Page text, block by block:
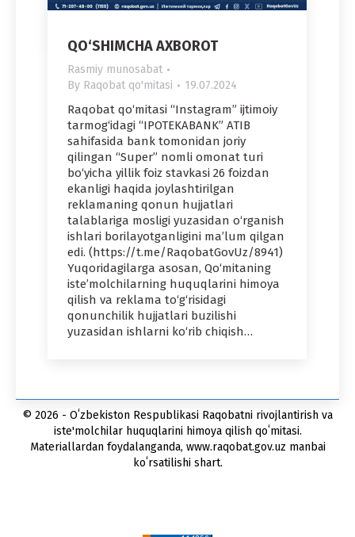
QO‘SHIMCHA AXBOROT
Rasmiy munosabat
By Raqobat qo'mitasi 19.07.2024
Raqobat qo‘mitasi “Instagram” ijtimoiy
tarmog‘idagi “IPOTEKABANK” ATIB
sahifasida bank tomonidan joriy
qilingan “Super” nomli omonat turi
bo‘yicha yillik foiz stavkasi 26 foizdan
ekanligi haqida joylashtirilgan
reklamaning qonun hujjatlari
talablariga mosligi yuzasidan o‘rganish
ishlari borilayotganligini ma’lum qilgan
edi. (https://t.me/RaqobatGovUz/8941)
Yuqoridagilarga asosan, Qo‘mitaning
iste’molchilarning huquqlarini himoya
qilish va reklama to‘g‘risidagi
qonunchilik hujjatlari buzilishi
yuzasidan ishlarni ko‘rib chiqish…
© 2026 - Oʻzbekiston Respublikasi Raqobatni rivojlantirish va
iste'molchilar huquqlarini himoya qilish qoʻmitasi.
Materiallardan foydalanganda, www.raqobat.gov.uz manbai
koʻrsatilishi shart.